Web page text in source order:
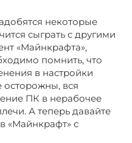
некоторые
сыграть с другими
«Майнкрафта»,
помнить, что
в настройки
осторожны, вся
ПК в нерабочее
А теперь давайте
«Майнкрафт» с